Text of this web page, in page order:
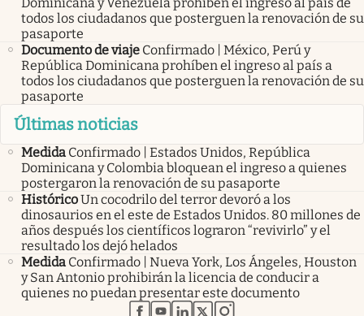
todos los ciudadanos que posterguen la renovación de su
pasaporte
Documento de viaje Confirmado | México, Perú y
República Dominicana prohíben el ingreso al país a
todos los ciudadanos que posterguen la renovación de su
pasaporte
Últimas noticias
Medida Confirmado | Estados Unidos, República
Dominicana y Colombia bloquean el ingreso a quienes
postergaron la renovación de su pasaporte
HistóricoUn cocodrilo del terror devoró a los
dinosaurios en el este de Estados Unidos. 80 millones de
años después los científicos lograron “revivirlo” y el
resultado los dejó helados
Medida Confirmado | Nueva York, Los Ángeles, Houston
y San Antonio prohibirán la licencia de conducir a
quienes no puedan presentar este documento
abre en nueva pestaña
abre en nueva pestaña
abre en nueva pestaña
abre en nueva pestaña
abre en nueva pestaña